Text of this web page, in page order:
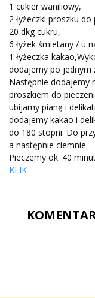
1 cukier waniliowy,
2 łyżeczki proszku do
20 dkg cukru,
6 łyżek śmietany / u
1 łyżeczka kakao,
dodajemy po jednym
Następnie dodajemy
proszkiem do
ubijamy pianę i
dodajemy kakao i
do 180 stopni. Do
a następnie ciemnie
Pieczemy ok. 40
KLIK